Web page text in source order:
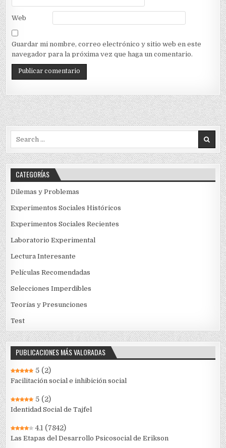
Web
Guardar mi nombre, correo electrónico y sitio web en este
navegador para la próxima vez que haga un comentario.
CATEGORÍAS
Dilemas y Problemas
Experimentos Sociales Históricos
Experimentos Sociales Recientes
Laboratorio Experimental
Lectura Interesante
Películas Recomendadas
Selecciones Imperdibles
Teorías y Presunciones
Test
PUBLICACIONES MÁS VALORADAS
5 (2)
Facilitación social e inhibición social
5 (2)
Identidad Social de Tajfel
4.1 (7842)
Las Etapas del Desarrollo Psicosocial de Erikson